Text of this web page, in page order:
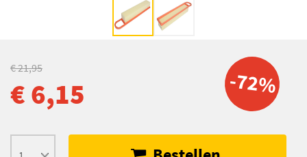
-72%
€ 21,95
€ 6,15